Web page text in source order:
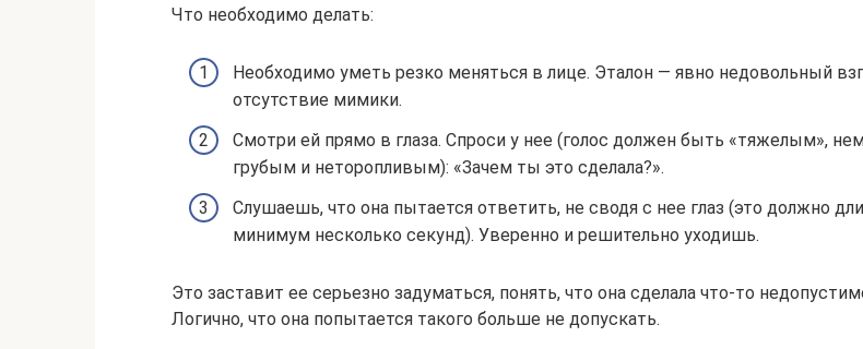
Что необходимо делать:
Необходимо уметь резко меняться в лице. Эталон — явно недовольный
отсутствие мимики.
Смотри ей прямо в глаза. Спроси у нее (голос должен быть «тяжелым»,
грубым и неторопливым): «Зачем ты это сделала?».
Слушаешь, что она пытается ответить, не сводя с нее глаз (это должно
минимум несколько секунд). Уверенно и решительно уходишь.
Это заставит ее серьезно задуматься, понять, что она сделала что-то
Логично, что она попытается такого больше не допускать.